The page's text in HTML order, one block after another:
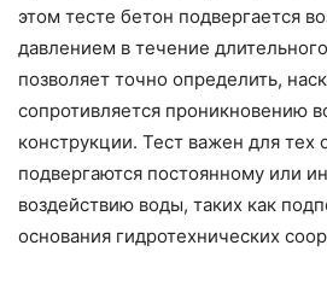
этом тесте бетон подвергается
давлением в течение
позволяет точно определить,
сопротивляется проникновению
конструкции. Тест важен для тех
подвергаются постоянному или
воздействию воды, таких как
основания гидротехнических